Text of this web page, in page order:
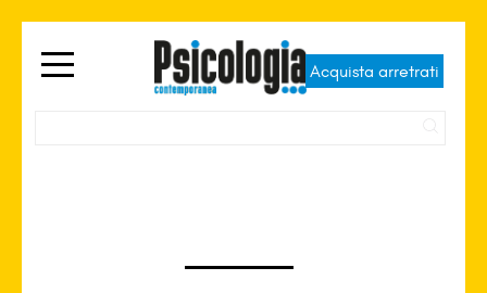
Acquista arretrati